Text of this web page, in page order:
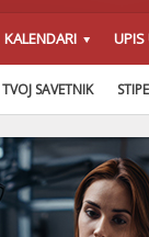
KALENDARI UPIS
TVOJ SAVETNIK